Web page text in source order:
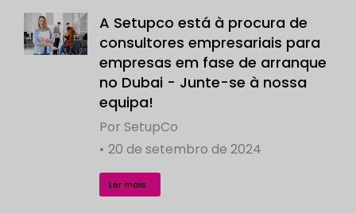
A Setupco está à procura de
consultores empresariais para
empresas em fase de arranque
no Dubai - Junte-se à nossa
equipa!
Por SetupCo
20 de setembro de 2024
Ler mais